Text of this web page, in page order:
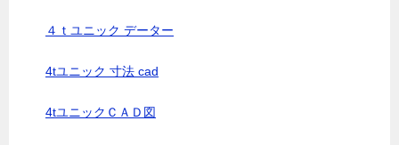
４ｔユニック データー
4tユニック 寸法 cad
4tユニックＣＡＤ図